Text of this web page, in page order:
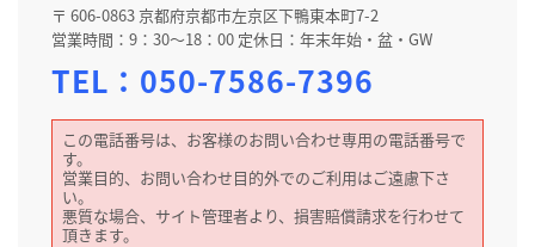
〒 606-0863 京都府京都市左京区下鴨東本町7-2
営業時間：9：30～18：00 定休日：年末年始・盆・GW
TEL： 050-7586-7396
この電話番号は、お客様のお問い合わせ専用の電話番号で
す。
営業目的、お問い合わせ目的外でのご利用はご遠慮下さ
い。
悪質な場合、サイト管理者より、損害賠償請求を行わせて
頂きます。